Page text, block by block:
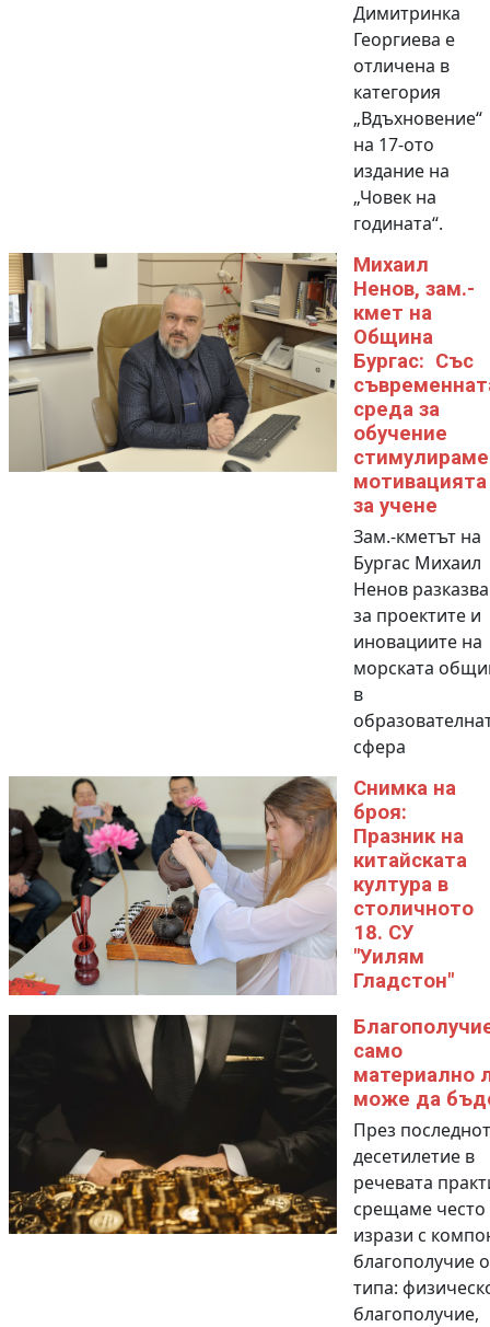
Димитринка
Георгиева е
отличена в
категория
„Вдъхновение“
на 17-ото
издание на
„Човек на
годината“.
Михаил
Ненов, зам.-
кмет на
Община
Бургас: Със
среда за
обучение
стимулираме
мотивацията
за учене
Зам.-кметът на
Бургас Михаил
Ненов разказва
за проектите и
иновациите на
морската
в
сфера
Снимка на
броя:
Празник на
китайската
култура в
столичното
18. СУ
"Уилям
Гладстон"
само
материално
може да
През
десетилетие в
речевата
срещаме често
изрази с
благополучие
типа:
благополучие,